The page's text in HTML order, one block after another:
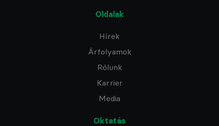
Oldalak
Hírek
Árfolyamok
Rólunk
Karrier
Media
Oktatás